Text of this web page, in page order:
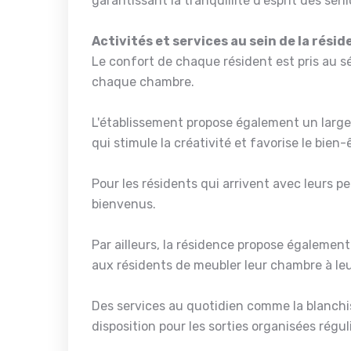
Activités et services au sein de la
Le confort de chaque résident est pris au
chaque chambre.
L'établissement propose également un
qui stimule la créativité et favorise le bien-
Pour les résidents qui arrivent avec leurs
bienvenus.
Par ailleurs, la résidence propose
aux résidents de meubler leur chambre à
Des services au quotidien comme la
disposition pour les sorties organisées